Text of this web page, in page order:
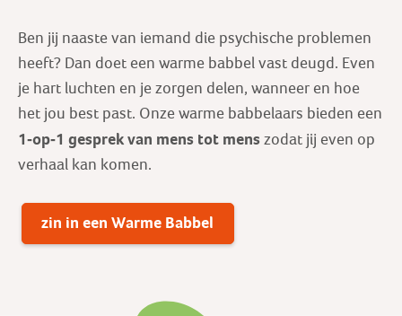
Ben jij naaste van iemand die psychische problemen
heeft? Dan doet een warme babbel vast deugd. Even
je hart luchten en je zorgen delen, wanneer en hoe
het jou best past. Onze warme babbelaars bieden een
1-op-1 gesprek van mens tot mens zodat jij even op
verhaal kan komen.
zin in een Warme Babbel